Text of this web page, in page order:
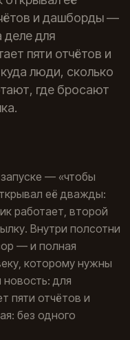
и дашборды —
деле для
пяти отчётов и
люди, сколько
где бросают
— «чтобы
её дважды:
работает, второй
Внутри полсотни
— и полная
которому нужны
для
пяти отчётов и
без одного